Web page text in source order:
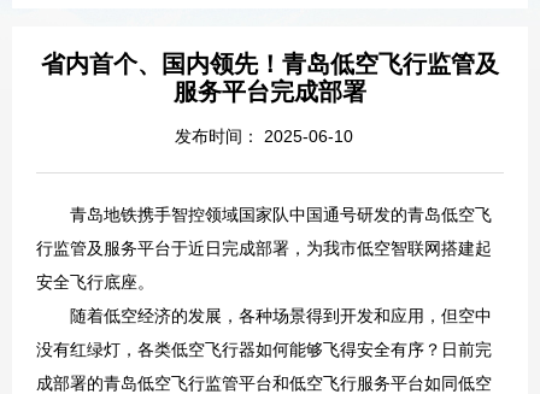
省内首个、国内领先！青岛低空飞行监管及
服务平台完成部署
发布时间： 2025-06-10
青岛地铁携手智控领域国家队中国通号研发的青岛低空飞
行监管及服务平台于近日完成部署，为我市低空智联网搭建起
安全飞行底座。
随着低空经济的发展，各种场景得到开发和应用，但空中
没有红绿灯，各类低空飞行器如何能够飞得安全有序？日前完
成部署的青岛低空飞行监管平台和低空飞行服务平台如同低空